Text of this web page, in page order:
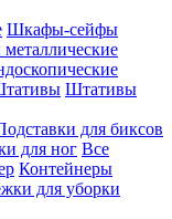
Шкафы-сейфы
Штативы
для биксов
для ног Все
Контейнеры
для уборки